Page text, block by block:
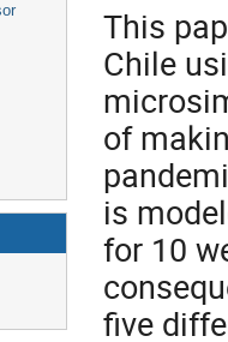
This
Chile
of
is
for 10
five